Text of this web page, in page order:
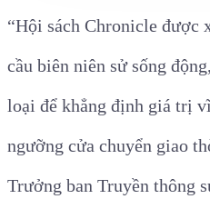
“Hội sách Chronicle được
cầu biên niên sử sống
loại để khẳng định giá trị
ngưỡng cửa chuyển giao
Trưởng ban Truyền thông